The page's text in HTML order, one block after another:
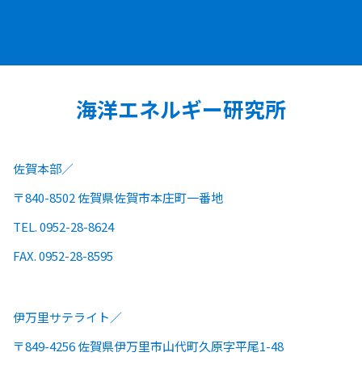
海洋エネルギー研究所
佐賀本部
〒840-8502 佐賀県佐賀市本庄町一番地
TEL. 0952-28-8624
FAX. 0952-28-8595
伊万里サテライト
〒849-4256 佐賀県伊万里市山代町久原字平尾1-48